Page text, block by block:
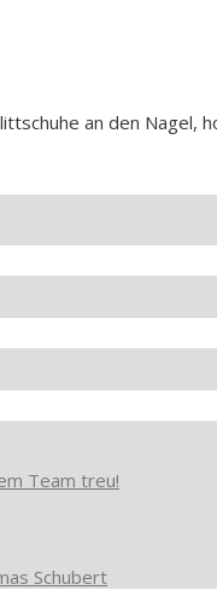
an den
Team treu!
Schubert